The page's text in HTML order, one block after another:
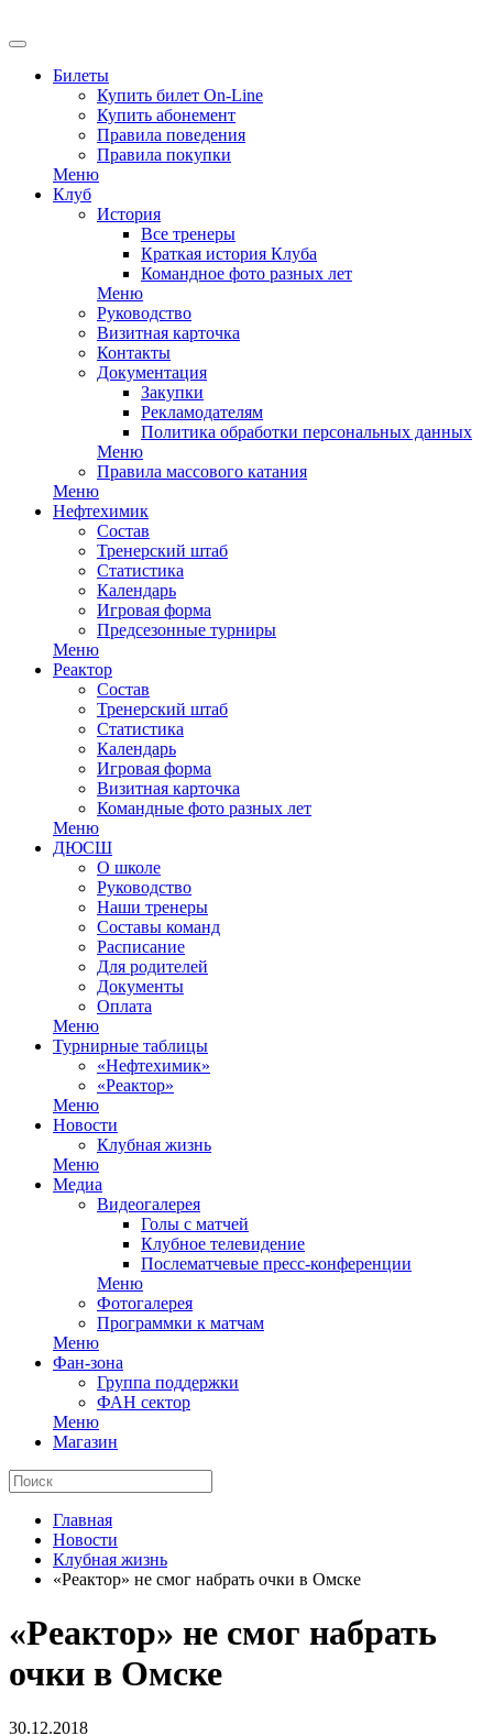
Билеты
Купить билет On-Line
Купить абонемент
Правила поведения
Правила покупки
Меню
Клуб
История
Все тренеры
Краткая история Клуба
Командное фото разных лет
Меню
Руководство
Визитная карточка
Контакты
Документация
Закупки
Рекламодателям
Политика обработки персональных данных
Меню
Правила массового катания
Меню
Нефтехимик
Состав
Тренерский штаб
Статистика
Календарь
Игровая форма
Предсезонные турниры
Меню
Реактор
Состав
Тренерский штаб
Статистика
Календарь
Игровая форма
Визитная карточка
Командные фото разных лет
Меню
ДЮСШ
О школе
Руководство
Наши тренеры
Составы команд
Расписание
Для родителей
Документы
Оплата
Меню
Турнирные таблицы
«Нефтехимик»
«Реактор»
Меню
Новости
Клубная жизнь
Меню
Медиа
Видеогалерея
Голы с матчей
Клубное телевидение
Послематчевые пресс-конференции
Меню
Фотогалерея
Программки к матчам
Меню
Фан-зона
Группа поддержки
ФАН сектор
Меню
Магазин
Главная
Новости
Клубная жизнь
«Реактор» не смог набрать очки в Омске
«Реактор» не смог набрать
очки в Омске
30.12.2018